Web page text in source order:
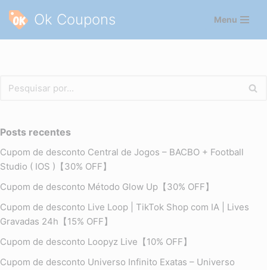
Pular
Ok Coupons Menu
Posts recentes
Cupom de desconto Central de Jogos – BACBO + Football
Studio ( IOS )【30% OFF】
Cupom de desconto Método Glow Up【30% OFF】
Cupom de desconto Live Loop | TikTok Shop com IA | Lives
Gravadas 24h【15% OFF】
Cupom de desconto Loopyz Live【10% OFF】
Cupom de desconto Universo Infinito Exatas – Universo